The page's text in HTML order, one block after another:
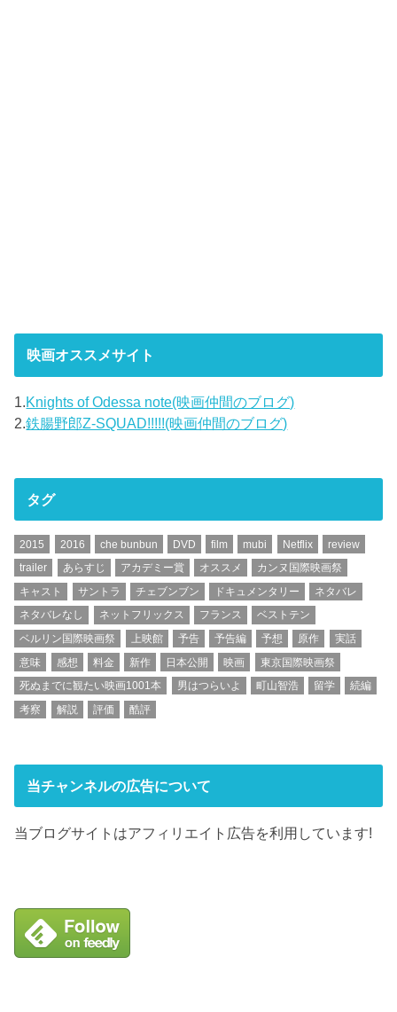
映画オススメサイト
1.Knights of Odessa note(映画仲間のブログ)
2.鉄腸野郎Z-SQUAD!!!!!(映画仲間のブログ)
タグ
2015 2016 che bunbun DVD film mubi Netflix
review
trailer
あらすじ アカデミー賞 オススメ
カンヌ国際映画祭
キャスト
サントラ チェブンブン ドキュメンタリー
ネタバレ
ネタバレなし
ネットフリックス フランス
ベストテン
ベルリン国際映画祭
上映館 予告 予告編 予想 原作
実話
意味
感想 料金 新作 日本公開 映画
東京国際映画祭
死ぬまでに観たい映画1001本
男はつらいよ 町山智浩 留学
続編
考察
解説 評価 酷評
当チャンネルの広告について
当ブログサイトはアフィリエイト広告を利用しています!